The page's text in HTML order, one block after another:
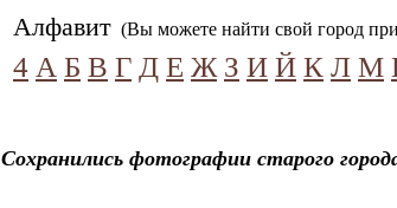
Алфавит (Вы можете найти свой город
4 А Б В Г Д Е Ж З И Й К Л М
Сохранились фотографии старого